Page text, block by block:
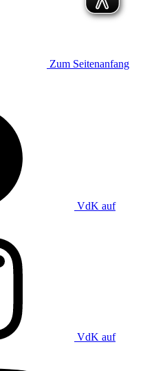
Zum Seitenanfang
VdK auf
VdK auf